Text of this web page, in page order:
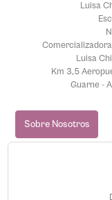
Luisa
Luisa
Km 3,5
Guarne -
Sobre Nosotros